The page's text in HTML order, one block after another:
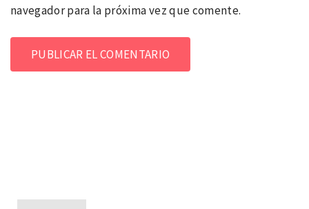
navegador para la próxima vez que comente.